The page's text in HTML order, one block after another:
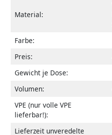
Material:
Farbe:
Preis:
Gewicht je Dose:
Volumen:
VPE (nur volle VPE
lieferbar!):
Lieferzeit unveredelte